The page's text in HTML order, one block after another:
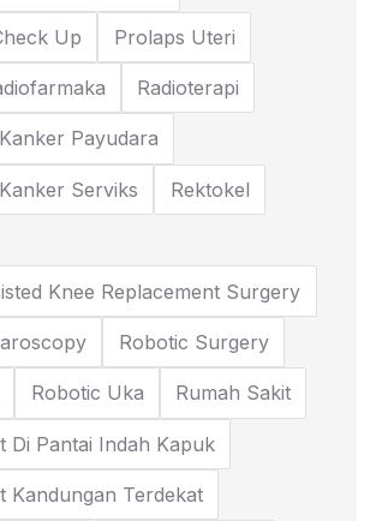
Up Prolaps Uteri
Radioterapi
Payudara
Serviks Rektokel
Knee Replacement Surgery
Robotic Surgery
Robotic Uka Rumah Sakit
Di Pantai Indah Kapuk
Kandungan Terdekat